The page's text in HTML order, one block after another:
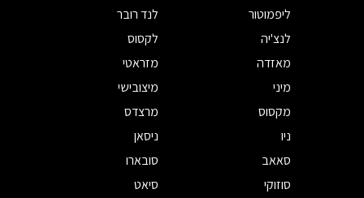
ליפמוטור
לנד רובר
לנצ'יה
לקסוס
מאזדה
מזראטי
מיני
מיצובישי
מקסוס
מרצדס
ניו
ניסאן
סאאב
סובארו
סוזוקי
סיאט